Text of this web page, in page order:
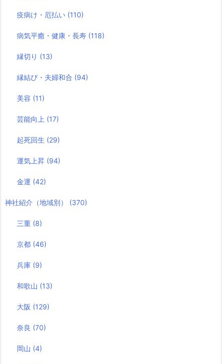
疫病け・厄払い (110)
病気平癒・健康・長寿 (118)
縁切り (13)
縁結び・夫婦和合 (94)
美容 (11)
芸能向上 (17)
起死回生 (29)
運気上昇 (94)
金運 (42)
神社紹介（地域別） (370)
三重 (8)
京都 (46)
兵庫 (9)
和歌山 (13)
大阪 (129)
奈良 (70)
岡山 (4)